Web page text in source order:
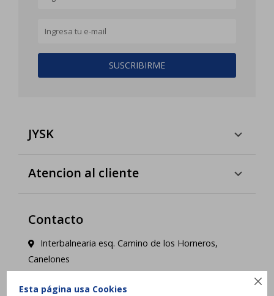

Esta página usa Cookies
SUSCRIBIRME
JYSK
Atencion al cliente
Contacto
Interbalnearia esq. Camino de los Horneros,
Canelones
contacto@jysk.uy